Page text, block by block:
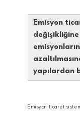
Emisyon
yapılardan
Emisyon ticaret